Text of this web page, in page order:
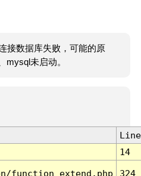
接数据库失败，可能的原
mysql未启动。
Line
14
function_extend.php 324